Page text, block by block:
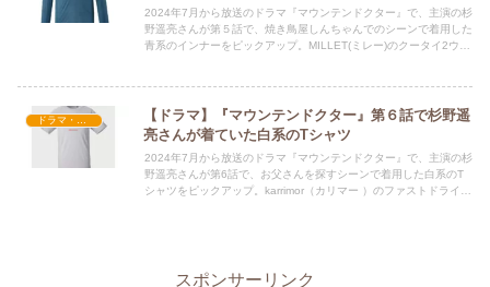
2024年7月から放送のドラマ『マウンテンドクター』で、主演の杉
野遥亮さんが第５話で、焼き鳥屋しんちゃんでのシーンで着用した
青系のインナーをピックアップ。MILLET(ミレー)のクータイ2ウー
ドラマ・映画衣装
【ドラマ】『マウンテンドクター』第６話で杉野遥
亮さんが着ていた白系のTシャツ
2024年7月から放送のドラマ『マウンテンドクター』で、主演の杉
野遥亮さんが第6話で、お父さんを探すシーンで着用した白系のT
シャツをピックアップ。karrimor（カリマー ）のファストドライシ
スポンサーリンク